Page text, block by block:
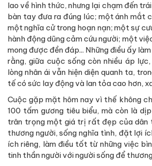
lao về hình thức, nhưng lại chạm đến
bàn tay đưa ra đúng lúc; một ánh mắt
một nghĩa cử trong hoạn nạn; một sự
hành động dũng cảm cứu người; một
mong được đền đáp... Những điều ấy
rằng, giữa cuộc sống còn nhiều áp
lòng nhân ái vẫn hiện diện quanh ta,
tế có sức lay động và lan tỏa cao hơn,
Cuộc gặp mặt hôm nay vì thế không
100 tấm gương tiêu biểu, mà còn là
trân trọng một giá trị rất đẹp của dân
thương người, sống nghĩa tình, đặt lợi
ích riêng, làm điều tốt từ những việc
tinh thần người với người sống để